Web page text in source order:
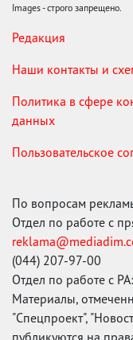
Images - строго запрещено.
Редакция
Наши контакты и
Политика в сфере
данных
Пользовательское
По вопросам
Отдел по работе с
(044) 207-97-00
Отдел по работе с
Материалы,
"Спецпроект",
публикуются на